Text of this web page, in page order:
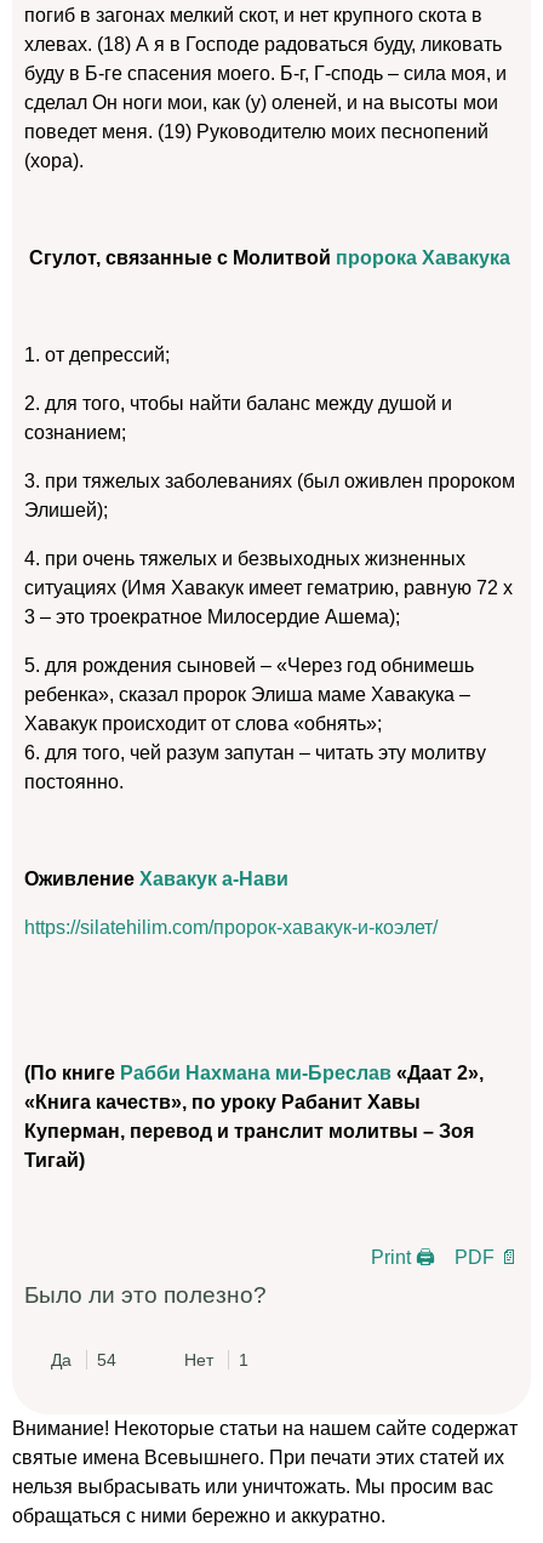
погиб в загонах мелкий скот, и нет крупного скота в
хлевах. (18) А я в Господе радоваться буду, ликовать
буду в Б-ге спасения моего. Б-г, Г-сподь – сила моя, и
сделал Он ноги мои, как (у) оленей, и на высоты мои
поведет меня. (19) Руководителю моих песнопений
(хора).
Сгулот, связанные с Молитвой пророка Хавакука
1. от депрессий;
2. для того, чтобы найти баланс между душой и
сознанием;
3. при тяжелых заболеваниях (был оживлен пророком
Элишей);
4. при очень тяжелых и безвыходных жизненных
ситуациях (Имя Хавакук имеет гематрию, равную 72 х
3 – это троекратное Милосердие Ашема);
5. для рождения сыновей – «Через год обнимешь
ребенка», сказал пророк Элиша маме Хавакука –
Хавакук происходит от слова «обнять»;
6. для того, чей разум запутан – читать эту молитву
постоянно.
Оживление Хавакук а-Нави
https://silatehilim.com/пророк-хавакук-и-коэлет/
(По книге Рабби Нахмана ми-Бреслав «Даат 2»,
«Книга качеств», по уроку Рабанит Хавы
Куперман, перевод и транслит молитвы – Зоя
Тигай)
Print 🖨 PDF 📄
Было ли это полезно?
Да 54 Нет 1
Внимание! Некоторые статьи на нашем сайте содержат
святые имена Всевышнего. При печати этих статей их
нельзя выбрасывать или уничтожать. Мы просим вас
обращаться с ними бережно и аккуратно.